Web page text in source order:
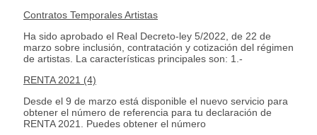
Contratos Temporales Artistas
Ha sido aprobado el Real Decreto-ley 5/2022, de 22 de
marzo sobre inclusión, contratación y cotización del régimen
de artistas. La características principales son: 1.-
RENTA 2021 (4)
Desde el 9 de marzo está disponible el nuevo servicio para
obtener el número de referencia para tu declaración de
RENTA 2021. Puedes obtener el número